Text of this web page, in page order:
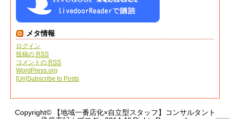
メタ情報
ログイン
投稿の RSS
コメントの RSS
WordPress.org
[Un]Subscribe to Posts
Copyright© 【地域一番店化×自立型スタッフ】コンサルタント